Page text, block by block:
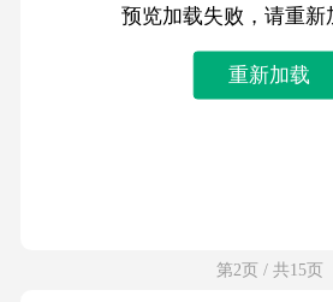
预览加载失败，请重新
重新加载
第2页 / 共15页